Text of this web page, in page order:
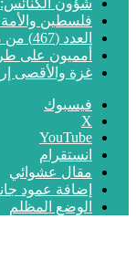
شؤون الكنائس:
فلسطين
العدد (467) من مجلة “فلسطين في أسبوع” بعنوان: لمن فلسطين؟
أمميون على طريق القدس..
غزة والأقصى
فيسبوك
‫X
‫YouTube
انستقرام
مقال عشوائي
إضافة عمود
الوضع المظلم